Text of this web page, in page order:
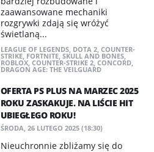
zaawansowane mechaniki
rozgrywki zdają się wróżyć
świetlaną...
LEAGUE OF LEGENDS, DOTA 2, COUNTER-
STRIKE, FORTNITE, SKULL AND BONES,
ROBLOX, COUNTER-STRIKE 2, CONCORD,
DRAGON AGE: THE VEILGUARD
OFERTA PS PLUS NA MARZEC 2025
ROKU ZASKAKUJE. NA LIŚCIE HIT
UBIEGŁEGO ROKU!
ŚRODA, 26 LUTEGO 2025 (18:30)
Nieuchronnie zbliżamy się do